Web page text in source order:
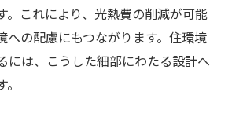
。これにより、光熱費の削減が可能
への配慮にもつながります。住環境
には、こうした細部にわたる設計へ